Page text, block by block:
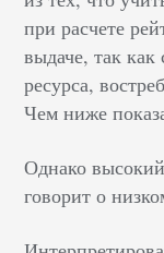
при расчете
выдаче, так как
ресурса,
Чем ниже
Однако высокий
говорит о